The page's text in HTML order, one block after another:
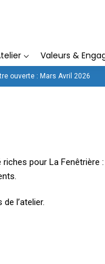
Valeurs &
ouverte : Mars Avril 2026
pour La
l’atelier.